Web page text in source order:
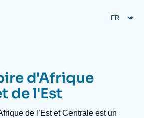
d'Afrique
de l'Est
de l’Est et Centrale est un